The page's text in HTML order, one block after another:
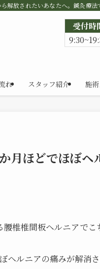
解放されたいあなたへ。鍼灸療法
れ スタッフ紹介 施
受付時
月ほどでほぼヘ
椎椎間板ヘルニアでこ
ヘルニアの痛みが解消さ